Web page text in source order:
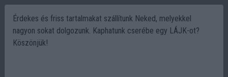
Érdekes és friss tartalmakat szállítunk Neked, melyekkel
nagyon sokat dolgozunk. Kaphatunk cserébe egy LÁJK-ot?
Köszönjük!